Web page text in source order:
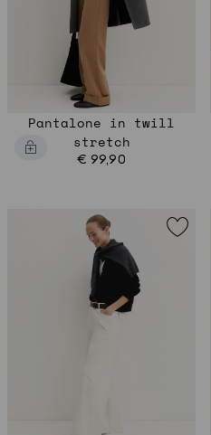
Pantalone in twill
stretch
€ 99,90